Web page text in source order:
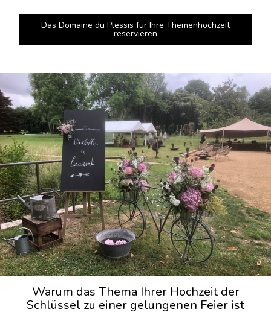
Das Domaine du Plessis für Ihre Themenhochzeit
reservieren
Warum das Thema Ihrer Hochzeit der
Schlüssel zu einer gelungenen Feier ist